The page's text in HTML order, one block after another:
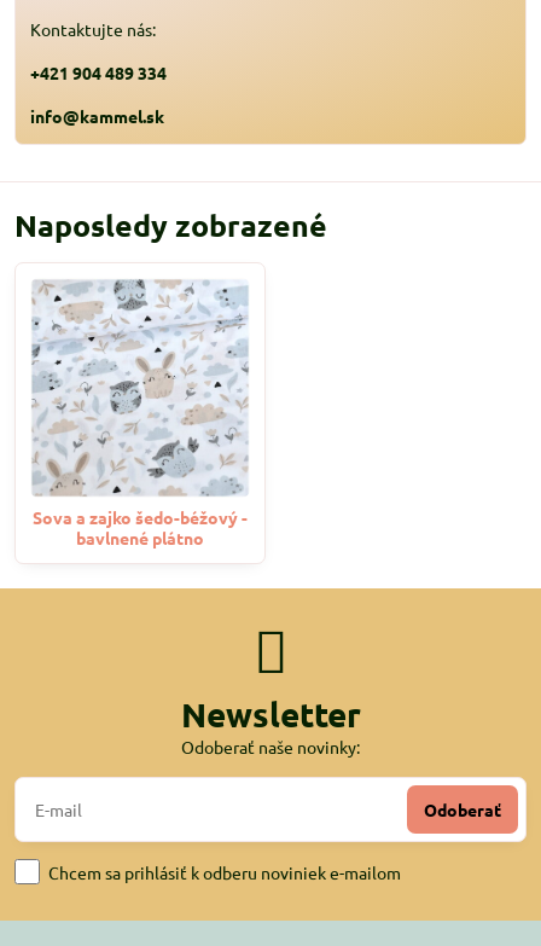
Kontaktujte nás:
+421 904 489 334
info@kammel.sk
Naposledy zobrazené
Sova a zajko šedo-béžový -
bavlnené plátno
Newsletter
Odoberať naše novinky:
Odoberať
Chcem sa prihlásiť k odberu noviniek e-mailom